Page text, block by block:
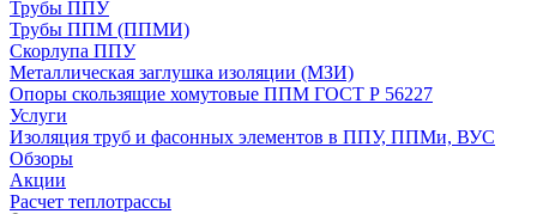
Трубы ППУ
Трубы ППМ (ППМИ)
Скорлупа ППУ
Металлическая заглушка изоляции (МЗИ)
Опоры скользящие хомутовые ППМ ГОСТ Р 56227
Услуги
Изоляция труб и фасонных элементов в ППУ, ППМи, ВУС
Обзоры
Акции
Расчет теплотрассы